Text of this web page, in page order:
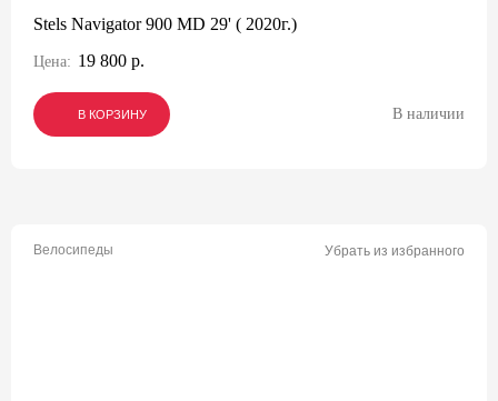
Stels Navigator 900 MD 29' ( 2020г.)
Цена: 19 800 р.
В КОРЗИНУ
В КОРЗИНУ
В КОРЗИНУ В наличии
Велосипеды Убрать из избранного